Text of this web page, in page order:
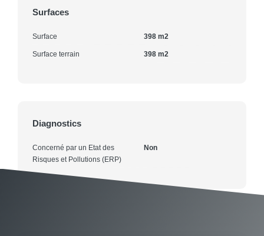
Surfaces
Surface 398 m2
Surface terrain 398 m2
Diagnostics
Concerné par un Etat des
Risques et Pollutions (ERP)
Non